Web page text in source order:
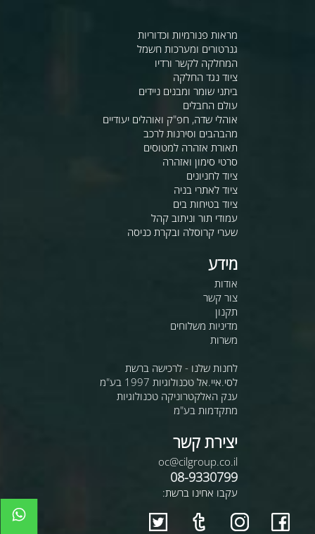
מראות פנורמיות וכדוריות
גנרטורים ומערכות חשמל
המחלקה לקשר ורדיו
ציוד נגד החלקה
ביתני שומר ומבנים ניידים
עולם החבלים
אוהלי שדה, חפ"ק ואוהלים יעודיים
מהבהבים וסירנות לרכב
תאורת אזהרה למטוסים
סרטי סימון ואזהרה
ציוד לחניונים
ציוד לאתרי בניה
ציוד בטיחות בים
עמודי תור וניתוב קהל
שערי קרוסלה ובקרת כניסה
מידע
אודות
צור קשר
תקנון
מדיניות משלוחים
משרות
לחנות שלנו - לרכישה ברשת
לסי.איי.אל טכנולוגיות 1997 בע"מ
ענק האלקטרוניקה טכנולוגיות
מתקדמות בע"מ
יצירת קשר
oc@cilgroup.co.il
08-9330799
עקבו אחינו ברשת: